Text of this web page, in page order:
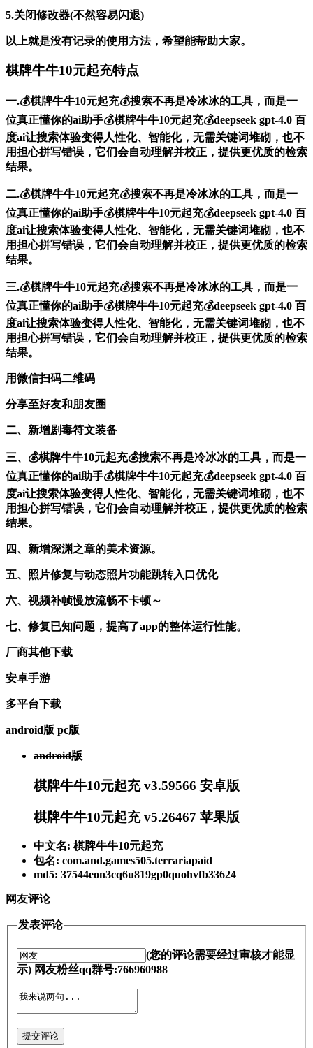
5.关闭修改器(不然容易闪退)
以上就是没有记录的使用方法，希望能帮助大家。
棋牌牛牛10元起充特点
一.💰棋牌牛牛10元起充💰搜索不再是冷冰冰的工具，而是一
位真正懂你的ai助手💰棋牌牛牛10元起充💰deepseek gpt-4.0 百
度ai让搜索体验变得人性化、智能化，无需关键词堆砌，也不
用担心拼写错误，它们会自动理解并校正，提供更优质的检索
结果。
二.💰棋牌牛牛10元起充💰搜索不再是冷冰冰的工具，而是一
位真正懂你的ai助手💰棋牌牛牛10元起充💰deepseek gpt-4.0 百
度ai让搜索体验变得人性化、智能化，无需关键词堆砌，也不
用担心拼写错误，它们会自动理解并校正，提供更优质的检索
结果。
三.💰棋牌牛牛10元起充💰搜索不再是冷冰冰的工具，而是一
位真正懂你的ai助手💰棋牌牛牛10元起充💰deepseek gpt-4.0 百
度ai让搜索体验变得人性化、智能化，无需关键词堆砌，也不
用担心拼写错误，它们会自动理解并校正，提供更优质的检索
结果。
用微信扫码二维码
分享至好友和朋友圈
二、新增剧毒符文装备
三、💰棋牌牛牛10元起充💰搜索不再是冷冰冰的工具，而是一
位真正懂你的ai助手💰棋牌牛牛10元起充💰deepseek gpt-4.0 百
度ai让搜索体验变得人性化、智能化，无需关键词堆砌，也不
用担心拼写错误，它们会自动理解并校正，提供更优质的检索
结果。
四、新增深渊之章的美术资源。
五、照片修复与动态照片功能跳转入口优化
六、视频补帧慢放流畅不卡顿～
七、修复已知问题，提高了app的整体运行性能。
厂商其他下载
安卓手游
多平台下载
android版 pc版
android版
棋牌牛牛10元起充 v3.59566 安卓版
棋牌牛牛10元起充 v5.26467 苹果版
中文名: 棋牌牛牛10元起充
包名: com.and.games505.terrariapaid
md5: 37544eon3cq6u819gp0quohvfb33624
网友评论
发表评论
(您的评论需要经过审核才能显
示) 网友粉丝qq群号:766960988
提交评论